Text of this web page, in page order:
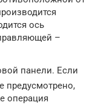
ось
–
панели. Если
предусмотрено,
операция